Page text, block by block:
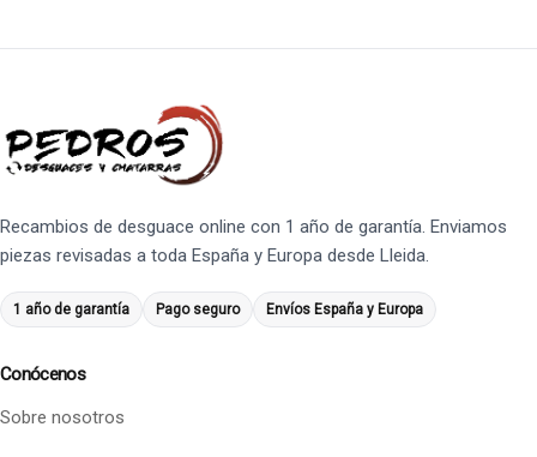
Recambios de desguace online con 1 año de garantía. Enviamos
piezas revisadas a toda España y Europa desde Lleida.
1 año de garantía Pago seguro Envíos España y Europa
Conócenos
Sobre nosotros